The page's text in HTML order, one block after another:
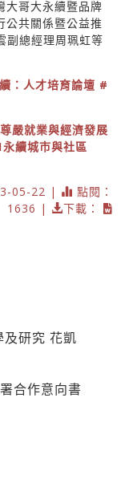
大哥大永續暨品牌
公共關係暨公益推
副總經理周珮虹等
：人才培育論壇 #
嚴就業與經濟發展
續城市與社區
05-22 |
點閱：
1636 |
下載：
研究 花凱
合作意向書